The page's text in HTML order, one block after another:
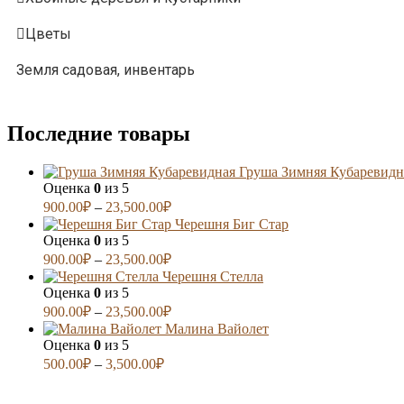
Цветы
Земля садовая, инвентарь
Последние товары
Груша Зимняя
Оценка 0 из 5
900.00₽ – 23,500.00₽
Черешня Биг Стар
Оценка 0 из 5
900.00₽ – 23,500.00₽
Черешня Стелла
Оценка 0 из 5
900.00₽ – 23,500.00₽
Малина Вайолет
Оценка 0 из 5
500.00₽ – 3,500.00₽